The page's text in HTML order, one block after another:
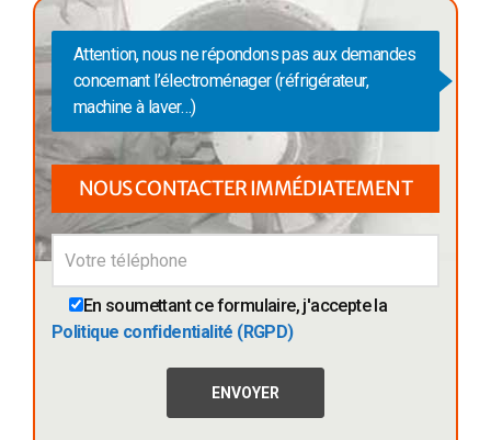
Attention, nous ne répondons pas aux demandes
concernant l’électroménager (réfrigérateur,
machine à laver…)
NOUS CONTACTER IMMÉDIATEMENT
En soumettant ce formulaire, j'accepte la
Politique confidentialité (RGPD)